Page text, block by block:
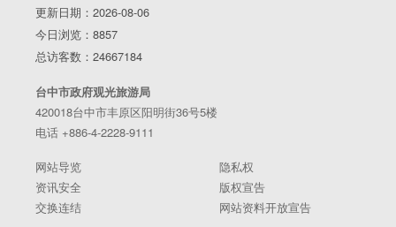
更新日期：2026-08-06
今日浏览：8857
总访客数：24667184
台中市政府观光旅游局
420018台中市丰原区阳明街36号5楼
电话 +886-4-2228-9111
网站导览
隐私权
资讯安全
版权宣告
交换连结
网站资料开放宣告